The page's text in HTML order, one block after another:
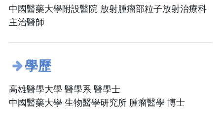
中國醫藥大學附設醫院 放射腫瘤部粒子放射治療科
主治醫師
學歷
高雄醫學大學 醫學系 醫學士
中國醫藥大學 生物醫學研究所 腫瘤醫學 博士